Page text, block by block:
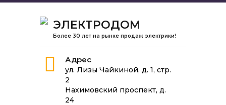
ЭЛЕКТРОДОМ
Более 30 лет на рынке продаж электрики!
Адрес
ул. Лизы Чайкиной, д. 1, стр.
2
Нахимовский проспект, д.
24